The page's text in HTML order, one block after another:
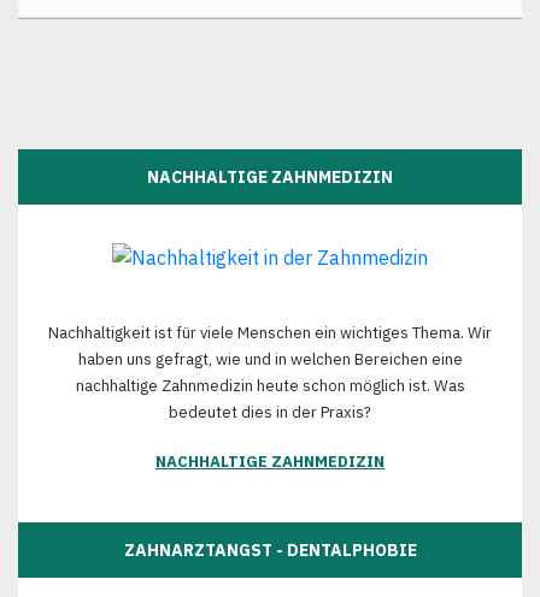
NACHHALTIGE ZAHNMEDIZIN
Nachhaltigkeit ist für viele Menschen ein wichtiges Thema. Wir
haben uns gefragt, wie und in welchen Bereichen eine
nachhaltige Zahnmedizin heute schon möglich ist. Was
bedeutet dies in der Praxis?
NACHHALTIGE ZAHNMEDIZIN
ZAHNARZTANGST - DENTALPHOBIE